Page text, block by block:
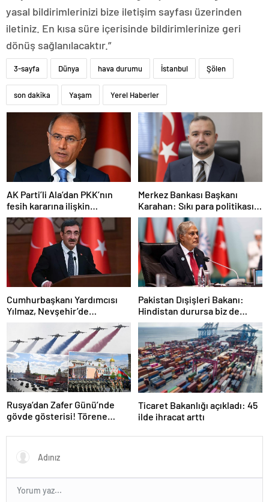
yasal bildirimlerinizi bize iletişim sayfası üzerinden
iletiniz. En kısa süre içerisinde bildirimlerinize geri
dönüş sağlanılacaktır.”
3-sayfa Dünya hava durumu İstanbul Şölen
son dakika Yaşam Yerel Haberler
AK Parti’li Ala’dan PKK’nın
fesih kararına ilişkin
açıklama: Pazarlık söz konusu
değildir
Merkez Bankası Başkanı
Karahan: Sıkı para politikası
duruşumuz sürecek
Cumhurbaşkanı Yardımcısı
Yılmaz, Nevşehir’de
temaslarda bulundu! ‘Hiç
kimsenin tereddütü olmasın’
Pakistan Dışişleri Bakanı:
Hindistan durursa biz de
duracağız
Rusya’dan Zafer Günü’nde
gövde gösterisi! Törene
Ticaret Bakanlığı açıkladı: 45
ilde ihracat arttı